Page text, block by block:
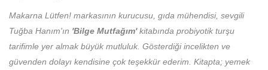
Makarna Lütfen! markasının kurucusu, gıda mühendisi, sevgili
Tuğba Hanım'ın 'Bilge Mutfağım'kitabında probiyotik turşu
tarifimle yer almak büyük mutluluk. Gösterdiği incelikten ve
güvenden dolayı kendisine çok teşekkür ederim. Kitapta; yemek